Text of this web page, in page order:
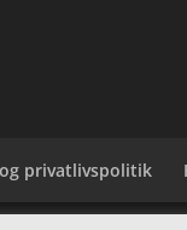
privatlivspolitik